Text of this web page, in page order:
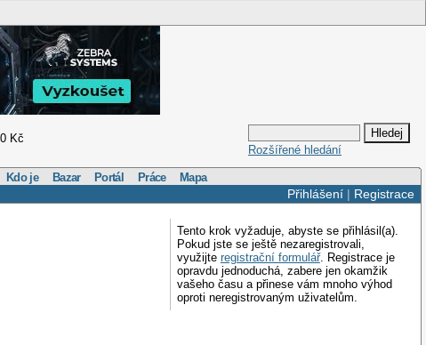
Kč
Rozšířené hledání
Kdo je Bazar Portál Práce Mapa
Přihlášení| Registrace
Tento krok vyžaduje, abyste se přihlásil(a).
Pokud jste se ještě nezaregistrovali,
využijte registrační formulář. Registrace je
opravdu jednoduchá, zabere jen okamžik
vašeho času a přinese vám mnoho výhod
oproti neregistrovaným uživatelům.